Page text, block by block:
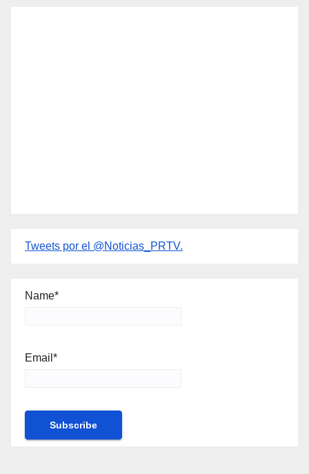
Tweets por el @Noticias_PRTV.
Name*
Email*